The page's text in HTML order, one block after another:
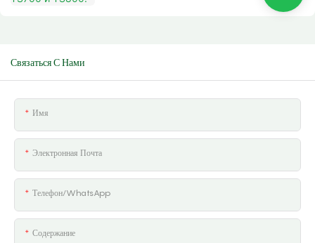
Связаться С Нами
Имя
Электронная Почта
Телефон/WhatsApp
Содержание